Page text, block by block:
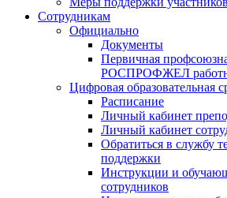
Сотрудникам
Официально
Документы
Первичная
РОСПРОФЖЕЛ
Цифровая образовательная
Расписание
Личный кабинет
Личный кабинет
Обратиться в службу
поддержки
Инструкции и
сотрудников